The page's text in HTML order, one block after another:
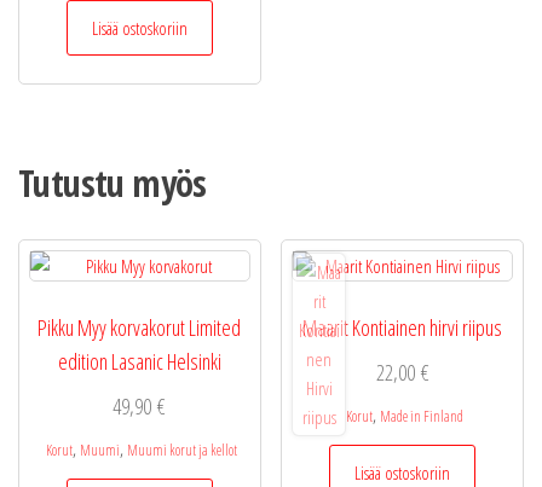
Lisää ostoskoriin
Tutustu myös
Pikku Myy korvakorut Limited
edition Lasanic Helsinki
49,90€
Korut, Muumi, Muumi korut ja kellot
Maarit Kontiainen hirvi riipus
22,00 €
Korut, Made in Finland
Lisää ostoskoriin